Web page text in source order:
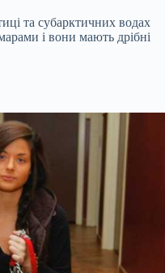
та субарктичних водах
і вони мають дрібні